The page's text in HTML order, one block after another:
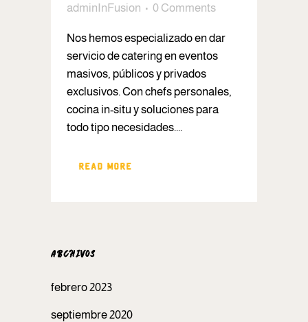
adminInFusion
0 Comments
Nos hemos especializado en dar
servicio de catering en eventos
masivos, públicos y privados
exclusivos. Con chefs personales,
cocina in-situ y soluciones para
todo tipo necesidades....
READ MORE
ARCHIVOS
febrero 2023
septiembre 2020